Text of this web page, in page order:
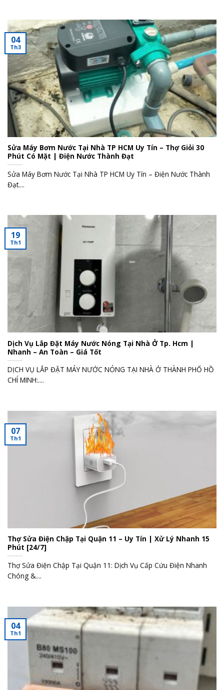
Sửa Máy Bơm Nước Tại Nhà TP HCM Uy Tín – Thợ Giỏi 30
Phút Có Mặt | Điện Nước Thành Đạt
Sửa Máy Bơm Nước Tại Nhà TP HCM Uy Tín – Điện Nước Thành
Đạt....
04
Th3
Dịch Vụ Lắp Đặt Máy Nước Nóng Tại Nhà Ở Tp. Hcm |
Nhanh – An Toàn – Giá Tốt
DỊCH VỤ LẮP ĐẶT MÁY NƯỚC NÓNG TẠI NHÀ Ở THÀNH PHỐ HỒ
CHÍ MINH:....
19
Th1
Thợ Sửa Điện Chập Tại Quận 11 – Uy Tín | Xử Lý Nhanh 15
Phút [24/7]
Thợ Sửa Điện Chập Tại Quận 11: Dịch Vụ Cấp Cứu Điện Nhanh
Chóng &....
07
Th1
04
Th1